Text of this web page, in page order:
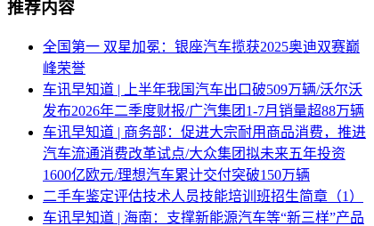
推荐内容
全国第一 双星加冕：银座汽车揽获2025奥迪双赛巅
峰荣誉
车讯早知道 | 上半年我国汽车出口破509万辆/沃尔沃
发布2026年二季度财报/广汽集团1-7月销量超88万辆
车讯早知道 | 商务部：促进大宗耐用商品消费，推进
汽车流通消费改革试点/大众集团拟未来五年投资
1600亿欧元/理想汽车累计交付突破150万辆
二手车鉴定评估技术人员技能培训班招生简章（1）
车讯早知道 | 海南：支撑新能源汽车等“新三样”产品